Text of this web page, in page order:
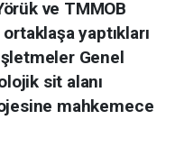
ve TMMOB
yaptıkları
Genel
sit alanı
mahkemece